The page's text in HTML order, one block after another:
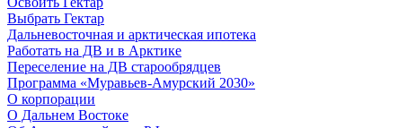
Выбрать Гектар
Дальневосточная и арктическая ипотека
Работать на ДВ и в Арктике
Переселение на ДВ старообрядцев
Программа «Муравьев-Амурский 2030»
О корпорации
О Дальнем Востоке